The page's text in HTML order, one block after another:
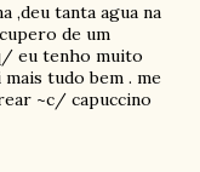
,deu tanta agua na
de um
eu tenho muito
tudo bem . me
~c/ capuccino